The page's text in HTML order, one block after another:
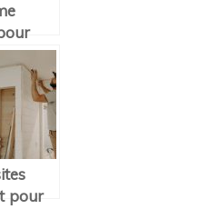
pour